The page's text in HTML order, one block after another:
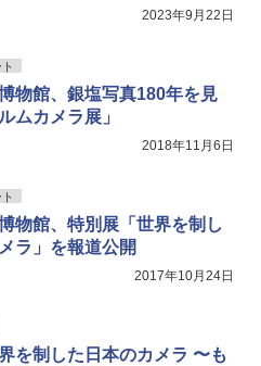
2023年9月22日
物館、銀塩写真180年を見
ムカメラ展」
2018年11月6日
物館、特別展「世界を制し
ラ」を報道公開
2017年10月24日
を制した日本のカメラ 〜も